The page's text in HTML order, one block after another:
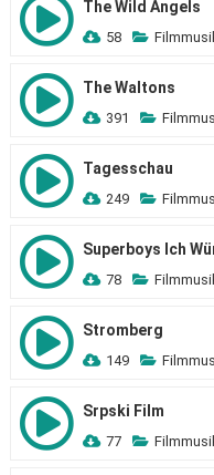
The Wild Angels
58
The Waltons
391
Tagesschau
249
Superboys Ich
78
Stromberg
149
Srpski Film
77